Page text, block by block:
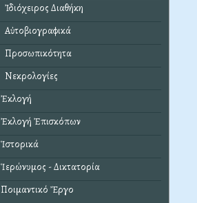
Ἰδιόχειρος Διαθήκη
Αὐτοβιογραφικά
Προσωπικότητα
Νεκρολογίες
Ἐκλογή
Ἐκλογή Ἐπισκόπων
Ἱστορικά
Ἱερώνυμος - Δικτατορία
Ποιμαντικό Ἔργο